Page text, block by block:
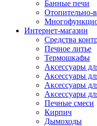
Банные печи
Отопительно-
Интернет-магазин
Средства
Печное литье
Термошкафы
Аксессуары
Аксессуары
Аксессуары
Аксессуары
Печные смеси
Кирпич
Дымоходы